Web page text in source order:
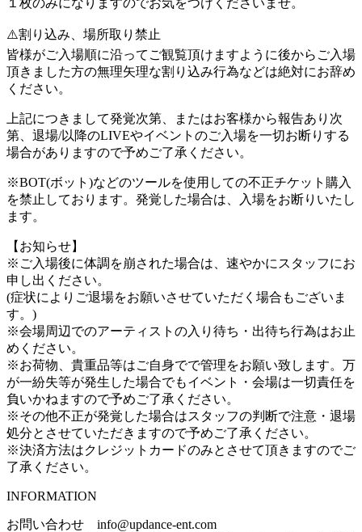
⚠️割り込み、場所取り禁止
皆様がご入場順に沿ってご観覧頂けますように後からご入場
頂きました方の無理矢理な割り込み行為などは絶対にお辞め
ください。
上記につきまして発覚次第、またはお客様から報告あり次
第、退場/以降のLIVEやイベントのご入場を一切お断りする
場合がありますので予めご了承ください。
※BOT(ボット)などのツールを使用しての不正チケット購入
を禁止しております。発覚した場合は、入場をお断りいたし
ます。
【お知らせ】
※ご入場後に体調を崩された場合は、速やかにスタッフにお
申し出ください。
(症状によりご退場をお願いさせていただく場合もございま
す。)
※会場周辺でのアーティストの入り待ち・出待ち行為はお止
めください。
※お荷物、貴重品等はご自身でで管理をお願い致します。万
が一紛失等が発生した場合でもイベント・会場は一切責任を
負いかねますので予めご了承ください。
※その他不正が発覚した場合はスタッフの判断で注意・退場
処分とさせていただきますので予めご了承ください。
※決済方法はクレジットカードのみとさせて頂きますのでご
了承ください。
INFORMATION
お問い合わせ info@updance-ent.com